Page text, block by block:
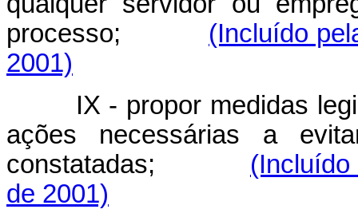
processo; (Incluído
2001)
IX - propor medidas
ações necessárias a
constatadas; (Incluído
de 2001)